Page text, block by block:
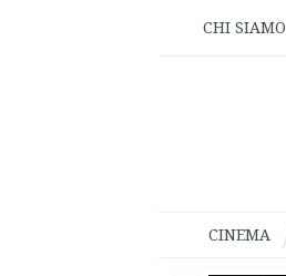
CHI SIAMO
CINEMA